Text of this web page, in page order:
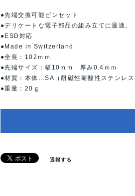
●先端交換可能ピンセット
●デリケートな電子部品の組み立てに最適。
●ESD対応
●Made in Switzerland
●全長：102ｍｍ
●先端サイズ：幅10ｍｍ 厚み0.4ｍｍ
●材質：本体…SA（耐磁性耐酸性ステンレ
●重量：20ｇ
通報する